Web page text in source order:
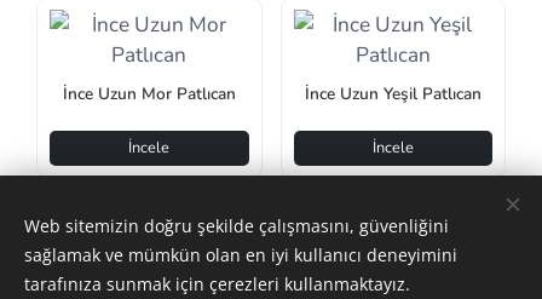
İnce Uzun Mor Patlıcan
İncele
İnce Uzun Yeşil Patlıcan
İncele
Web sitemizin doğru şekilde çalışmasını, güvenliğini
sağlamak ve mümkün olan en iyi kullanıcı deneyimini
tarafınıza sunmak için çerezleri kullanmaktayız.